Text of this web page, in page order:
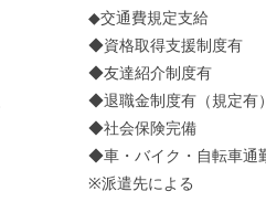
◆交通費規定支給
◆資格取得支援制度有
◆友達紹介制度有
◆退職金制度有（規定有）
◆社会保険完備
◆車・バイク・自転車通
※派遣先による